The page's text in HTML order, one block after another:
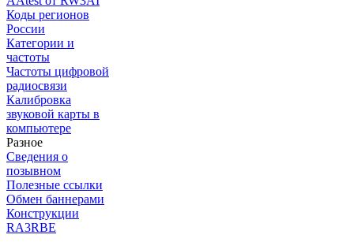
Коды регионов
России
Категории и
частоты
Частоты цифровой
радиосвязи
Калибровка
звуковой карты в
компьютере
Разное
Сведения о
позывном
Полезные ссылки
Обмен баннерами
Конструкции
RA3RBE